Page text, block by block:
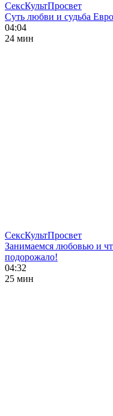
СексКультПросвет
Суть любви и судьба
04:04
24 мин
СексКультПросвет
Занимаемся любовью и
подорожало!
04:32
25 мин